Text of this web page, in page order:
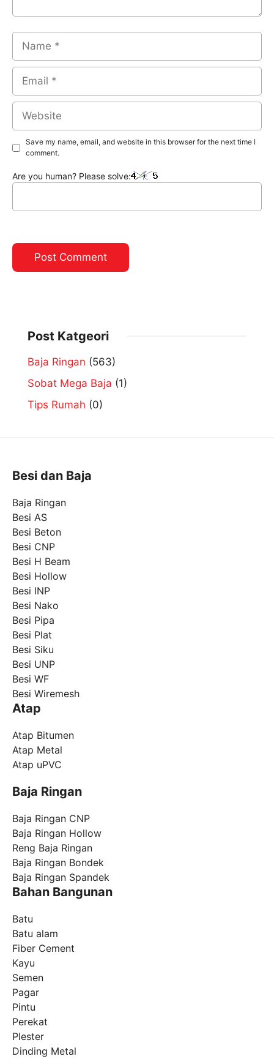
Name
Email
Website
Save my name, email, and website in this browser for the next time I
comment.
Are you human? Please solve:
Post Katgeori
Baja Ringan (563)
Sobat Mega Baja (1)
Tips Rumah (0)
Besi dan Baja
Baja Ringan
Besi AS
Besi Beton
Besi CNP
Besi H Beam
Besi Hollow
Besi INP
Besi Nako
Besi Pipa
Besi Plat
Besi Siku
Besi UNP
Besi WF
Besi Wiremesh
Atap
Atap Bitumen
Atap Metal
Atap uPVC
Baja Ringan
Baja Ringan CNP
Baja Ringan Hollow
Reng Baja Ringan
Baja Ringan Bondek
Baja Ringan Spandek
Bahan Bangunan
Batu
Batu alam
Fiber Cement
Kayu
Semen
Pagar
Pintu
Perekat
Plester
Dinding Metal